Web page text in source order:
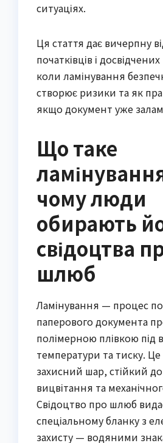
ситуаціях.
Ця стаття дає вичерпну
початківців і
коли ламінування
створює ризики та як
якщо документ уже
Що таке
чому люди
обирають
свідоцтва
шлюб
Ламінування — процес
паперового документа
полімерною плівкою під
температури та тиску.
захисний шар, стійкий
вицвітання та
Свідоцтво про шлюб
спеціальному бланку з
захисту — водяними